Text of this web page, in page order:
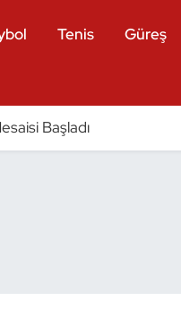
Tenis Güreş
Başladı